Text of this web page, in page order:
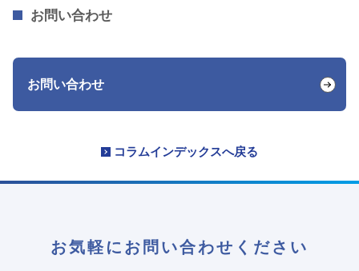
お問い合わせ
お問い合わせ
コラムインデックスへ戻る
お気軽にお問い合わせください